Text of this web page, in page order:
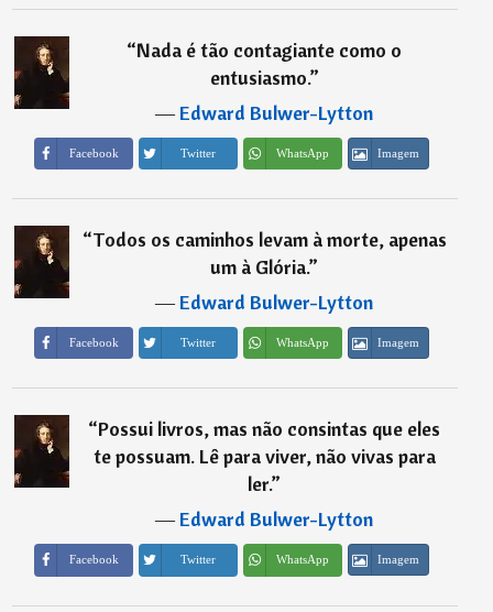
“Nada é tão contagiante como o
entusiasmo.”
―Edward Bulwer-Lytton
Facebook Twitter WhatsApp Imagem
“Todos os caminhos levam à morte, apenas
um à Glória.”
―Edward Bulwer-Lytton
Facebook Twitter WhatsApp Imagem
“Possui livros, mas não consintas que eles
te possuam. Lê para viver, não vivas para
ler.”
―Edward Bulwer-Lytton
Facebook Twitter WhatsApp Imagem